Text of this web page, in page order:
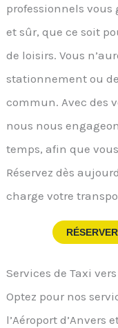
professionnels
et sûr, que ce soit
de loisirs. Vous
stationnement ou
commun. Avec des
nous nous
temps, afin que
Réservez dès
charge votre
Services de Taxi
Optez pour nos
l’Aéroport d’Anvers